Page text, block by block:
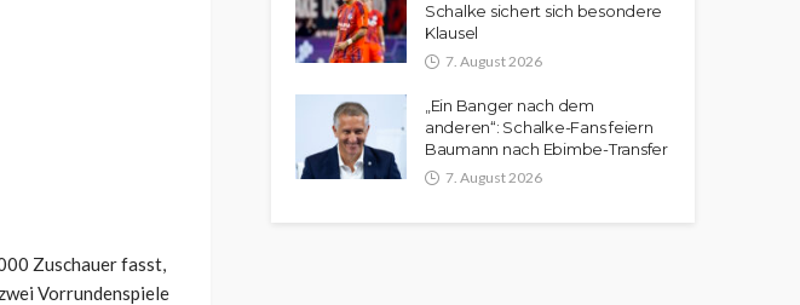
Zuschauer fasst,
Vorrundenspiele
Schalke sichert sich besondere
Klausel
7. August 2026
„Ein Banger nach dem
anderen“: Schalke-Fans feiern
Baumann nach Ebimbe-Transfer
7. August 2026